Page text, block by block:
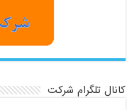
کانال تلگرام شرکت